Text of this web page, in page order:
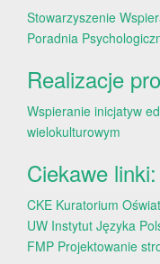
Stowarzyszenie
Poradnia
Realizacje
Wspieranie inicjatyw
wielokulturowym
Ciekawe linki:
CKE Kuratorium
UW Instytut Języka
FMP Projektowanie